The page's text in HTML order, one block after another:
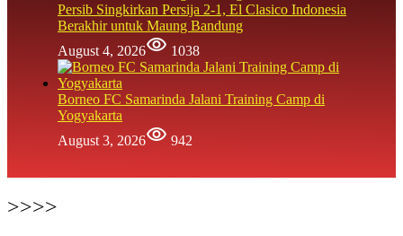
Persib Singkirkan Persija 2-1, El Clasico Indonesia
Berakhir untuk Maung Bandung
August 4, 2026
1038
Borneo FC Samarinda Jalani Training Camp di
Yogyakarta
August 3, 2026
942
>>>>